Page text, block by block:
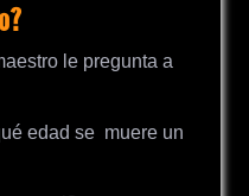
le pregunta a
edad se muere un